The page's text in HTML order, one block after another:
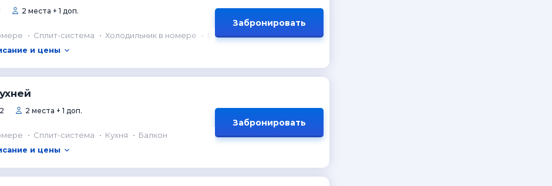
2 места + 1 доп.
Сплит-система Холодильник в номере
Балкон
и цены
Забронировать
2 места + 1 доп.
Сплит-система Кухня
Балкон
и цены
Забронировать